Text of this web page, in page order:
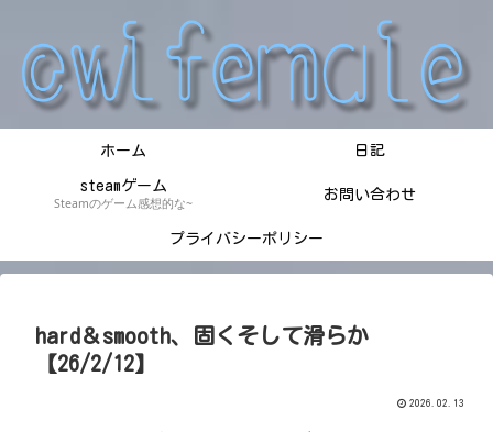
ホーム 日記
steamゲーム
Steamのゲーム感想的な~
お問い合わせ
プライバシーポリシー
hard＆smooth、固くそして滑らか
【26/2/12】
2026.02.13